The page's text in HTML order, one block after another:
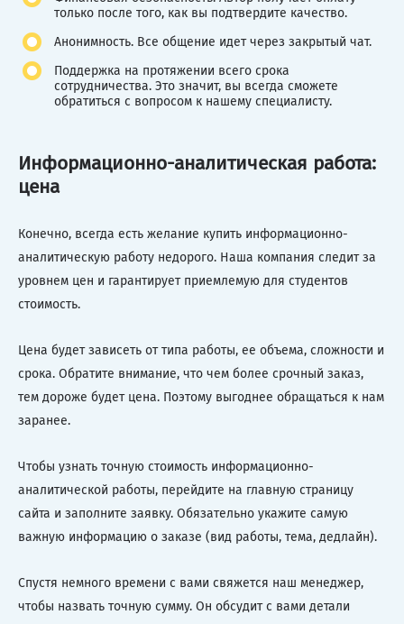
только после того, как вы подтвердите качество.
Анонимность. Все общение идет через закрытый чат.
Поддержка на протяжении всего срока
сотрудничества. Это значит, вы всегда сможете
обратиться с вопросом к нашему специалисту.
Информационно-аналитическая работа:
цена
Конечно, всегда есть желание купить информационно-
аналитическую работу недорого. Наша компания следит за
уровнем цен и гарантирует приемлемую для студентов
стоимость.
Цена будет зависеть от типа работы, ее объема, сложности и
срока. Обратите внимание, что чем более срочный заказ,
тем дороже будет цена. Поэтому выгоднее обращаться к нам
заранее.
Чтобы узнать точную стоимость информационно-
аналитической работы, перейдите на главную страницу
сайта и заполните заявку. Обязательно укажите самую
важную информацию о заказе (вид работы, тема, дедлайн).
Спустя немного времени с вами свяжется наш менеджер,
чтобы назвать точную сумму. Он обсудит с вами детали